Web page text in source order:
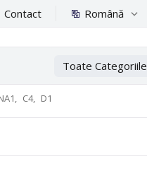
Contact Română
Toate Categoriile
C4, D1